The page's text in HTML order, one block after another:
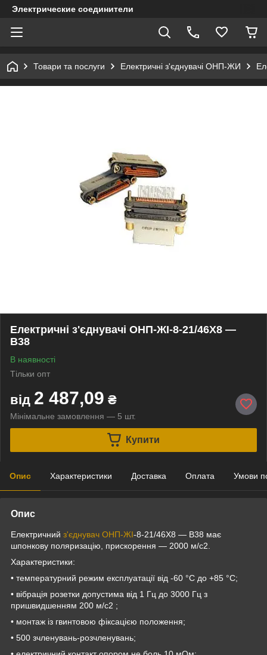
Электрические соединители
Товари та послуги Електричні з'єднувачі ОНП-ЖИ
Електричні з'єднувачі ОНП-ЖІ-8-21/46Х8 —
В38
В наявності
Тільки опт
від 2 487,09 ₴
Мінімальне замовлення — 5 шт.
Купити
Опис Характеристики Доставка Оплата Умови
Опис
Електричний з'єднувач ОНП-ЖІ-8-21/46Х8 — В38 має
шпонкову поляризацію, прискорення — 2000 м/с2.
Характеристики:
• температурний режим експлуатації від -60 °C до +85 °C;
• вібрація розетки допустима від 1 Гц до 3000 Гц з
пришвидшенням 200 м/с2 ;
• монтаж із гвинтовою фіксацією положення;
• 500 зчленувань-розчленувань;